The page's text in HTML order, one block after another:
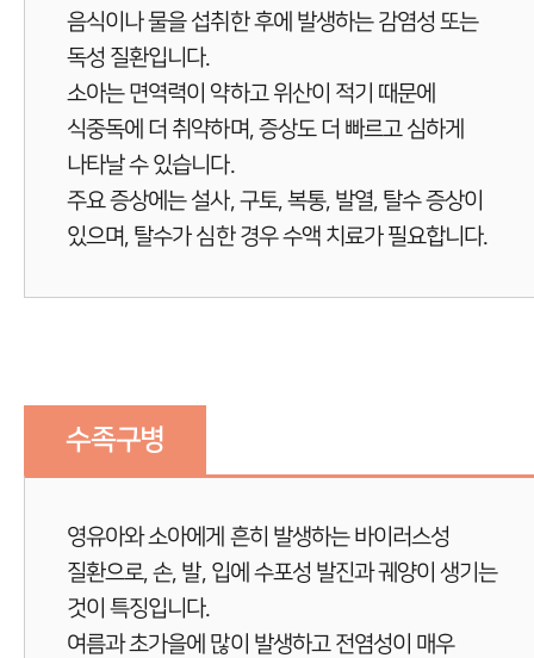
음식이나 물을 섭취한 후에 발생하는 감염성 또는
독성 질환입니다.
소아는 면역력이 약하고 위산이 적기 때문에
식중독에 더 취약하며, 증상도 더 빠르고 심하게
나타날 수 있습니다.
주요 증상에는 설사, 구토, 복통, 발열, 탈수 증상이
있으며, 탈수가 심한 경우 수액 치료가 필요합니다.
수족구병
영유아와 소아에게 흔히 발생하는 바이러스성
질환으로, 손, 발, 입에 수포성 발진과 궤양이 생기는
것이 특징입니다.
여름과 초가을에 많이 발생하고 전염성이 매우